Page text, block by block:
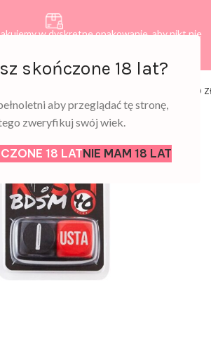
skończone 18 lat?
aby przeglądać tę stronę,
zweryfikuj swój wiek.
18 LATNIE MAM 18 LAT
w dyskretne opakowanie, aby nikt nie
0,00